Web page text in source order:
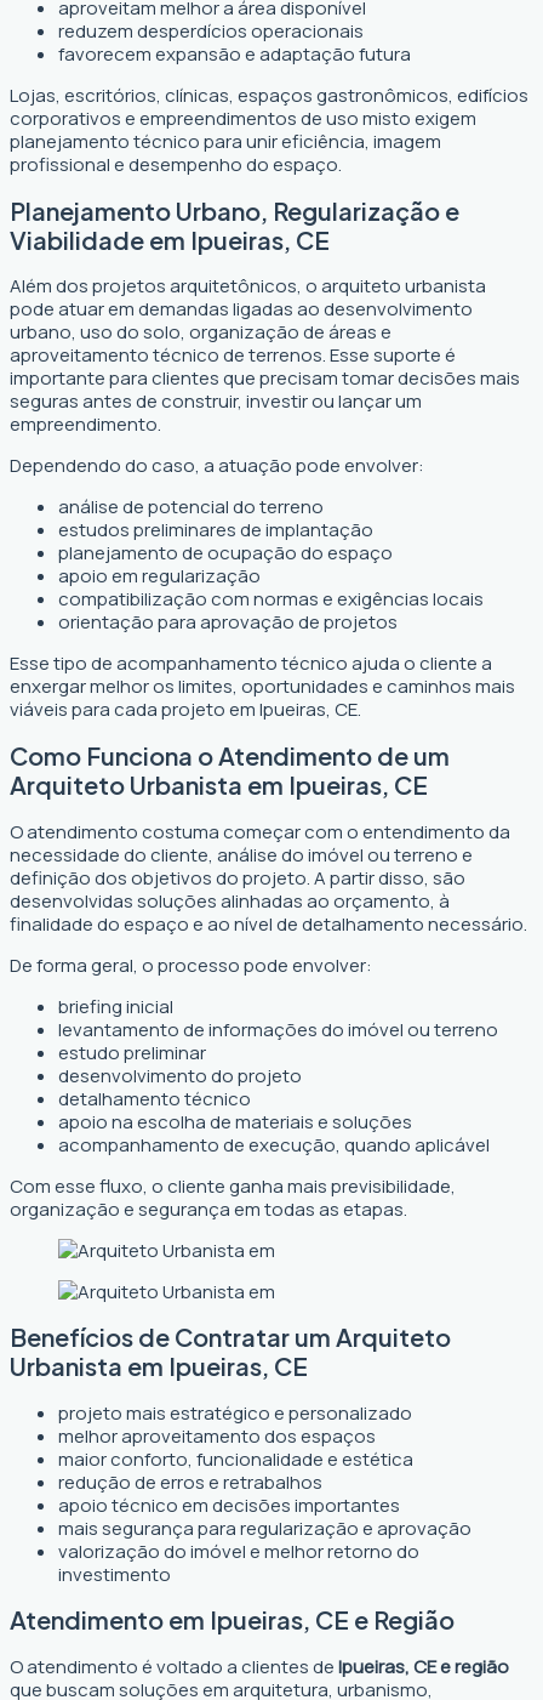
aproveitam melhor a área disponível
reduzem desperdícios operacionais
favorecem expansão e adaptação futura
Lojas, escritórios, clínicas, espaços gastronômicos, edifícios
corporativos e empreendimentos de uso misto exigem
planejamento técnico para unir eficiência, imagem
profissional e desempenho do espaço.
Planejamento Urbano, Regularização e
Viabilidade em Ipueiras, CE
Além dos projetos arquitetônicos, o arquiteto urbanista
pode atuar em demandas ligadas ao desenvolvimento
urbano, uso do solo, organização de áreas e
aproveitamento técnico de terrenos. Esse suporte é
importante para clientes que precisam tomar decisões mais
seguras antes de construir, investir ou lançar um
empreendimento.
Dependendo do caso, a atuação pode envolver:
análise de potencial do terreno
estudos preliminares de implantação
planejamento de ocupação do espaço
apoio em regularização
compatibilização com normas e exigências locais
orientação para aprovação de projetos
Esse tipo de acompanhamento técnico ajuda o cliente a
enxergar melhor os limites, oportunidades e caminhos mais
viáveis para cada projeto em Ipueiras, CE.
Como Funciona o Atendimento de um
Arquiteto Urbanista em Ipueiras, CE
O atendimento costuma começar com o entendimento da
necessidade do cliente, análise do imóvel ou terreno e
definição dos objetivos do projeto. A partir disso, são
desenvolvidas soluções alinhadas ao orçamento, à
finalidade do espaço e ao nível de detalhamento necessário.
De forma geral, o processo pode envolver:
briefing inicial
levantamento de informações do imóvel ou terreno
estudo preliminar
desenvolvimento do projeto
detalhamento técnico
apoio na escolha de materiais e soluções
acompanhamento de execução, quando aplicável
Com esse fluxo, o cliente ganha mais previsibilidade,
organização e segurança em todas as etapas.
Benefícios de Contratar um Arquiteto
Urbanista em Ipueiras, CE
projeto mais estratégico e personalizado
melhor aproveitamento dos espaços
maior conforto, funcionalidade e estética
redução de erros e retrabalhos
apoio técnico em decisões importantes
mais segurança para regularização e aprovação
valorização do imóvel e melhor retorno do
investimento
Atendimento em Ipueiras, CE e Região
O atendimento é voltado a clientes deIpueiras, CE e região
que buscam soluções em arquitetura, urbanismo,